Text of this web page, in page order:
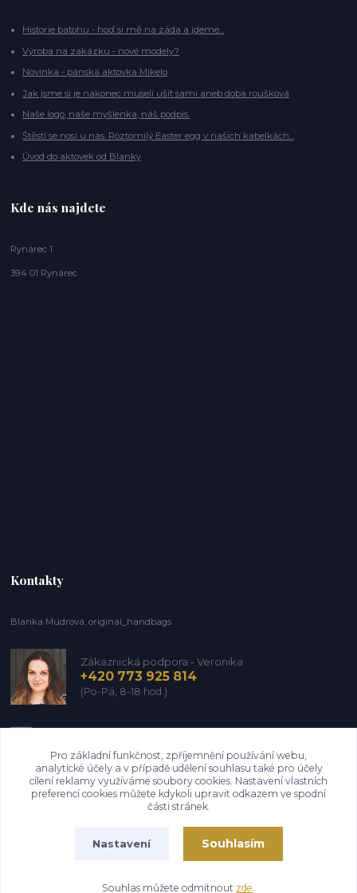
Historie batohu - hoď si mě na záda a jdeme...
Výroba na zakázku - nové modely?
Novinka - pánská aktovka Mikelo
Jak jsme si je nakonec museli ušít sami aneb doba roušková
Naše logo, naše myšlenka, náš podpis.
Štěstí se nosí u nás. Roztomilý Easter egg v našich kabelkách...
Úvod do aktovek od Blanky
Kde nás najdete
Rynárec 1
394 01 Rynárec
Kontakty
Blanka Mudrová, original_handbags
Zákaznická podpora - Veronika
+420 773 925 814
(Po-Pá, 8-18 hod.)
Pro základní funkčnost, zpříjemnění používání webu,
analytické účely a v případě udělení souhlasu také pro účely
cílení reklamy využíváme soubory cookies. Nastavení vlastních
preferencí cookies můžete kdykoli upravit odkazem ve spodní
části stránek.
Nastavení Souhlasím
Souhlas můžete odmítnout zde